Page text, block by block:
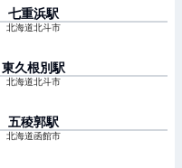
七重浜駅
北海道北斗市
東久根別駅
北海道北斗市
五稜郭駅
北海道函館市